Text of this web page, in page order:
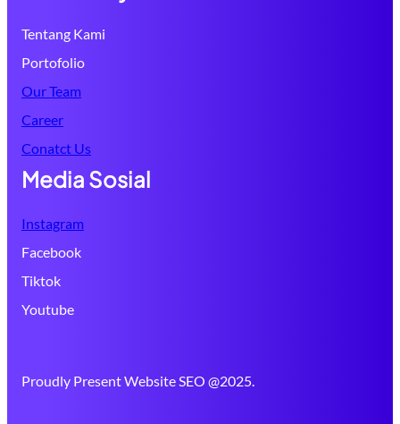
Tentang Kami
Portofolio
Our Team
Career
Conatct Us
Media Sosial
Instagram
Facebook
Tiktok
Youtube
Proudly Present Website SEO @2025.